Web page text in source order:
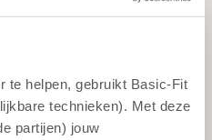
te helpen, gebruikt Basic-Fit
technieken). Met deze
partijen) jouw